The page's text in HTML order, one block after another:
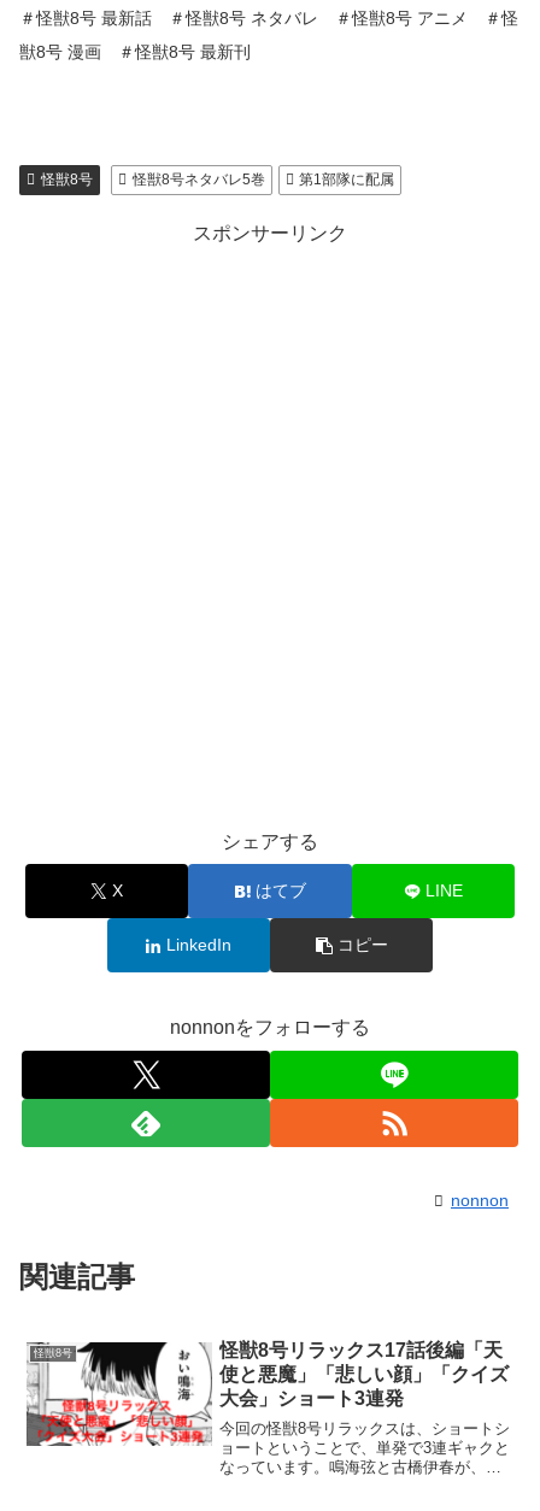
＃怪獣8号 最新話 ＃怪獣8号 ネタバレ ＃怪獣8号 アニメ ＃怪
獣8号 漫画 ＃怪獣8号 最新刊
怪獣8号 怪獣8号ネタバレ5巻 第1部隊に配属
スポンサーリンク
シェアする
X はてブ LINE
LinkedIn コピー
nonnonをフォローする
nonnon
関連記事
怪獣8号
怪獣8号リラックス17話後編「天
使と悪魔」「悲しい顔」「クイズ
大会」ショート3連発
今回の怪獣8号リラックスは、ショートシ
ョートということで、単発で3連ギャクと
なっています。鳴海弦と古橋伊春が、い